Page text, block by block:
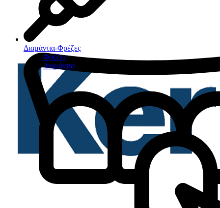
Διαμάντια-Φρέζες
Φρέζες
Διαμάντια